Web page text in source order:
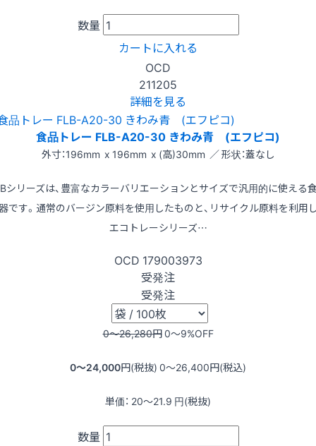
数量
カートに入れる
OCD
211205
詳細を見る
食品トレー FLB-A20-30 きわみ青 (エフピコ)
外寸：196mm x 196mm x (高)30mm ／ 形状：蓋なし
シリーズは、豊富なカラーバリエーションとサイズで汎用的に使える
です。通常のバージン原料を使用したものと、リサイクル原料を利用
エコトレーシリーズ…
OCD 179003973
受発注
受発注
0〜26,280円0〜9%OFF
0〜24,000円(税抜) 0〜26,400円(税込)
単価： 20〜21.9 円(税抜)
数量